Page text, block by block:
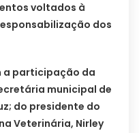
voltados à
dos
a participação da
municipal de
do presidente do
Veterinária, Nirley